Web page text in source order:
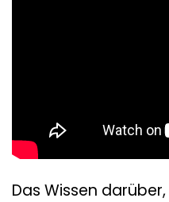
Das Wissen